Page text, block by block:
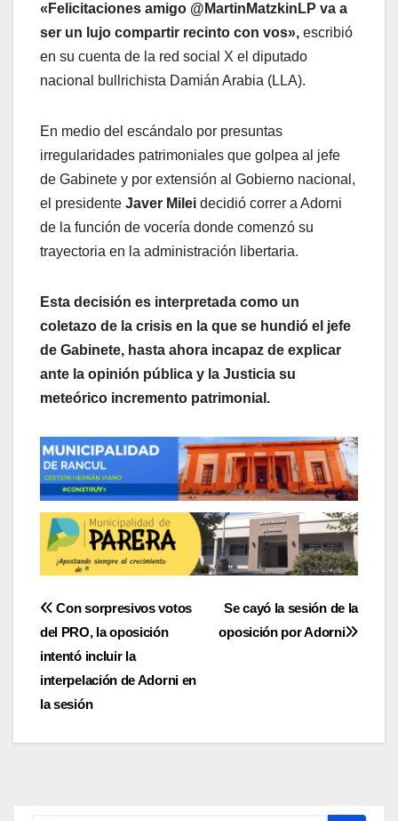
«Felicitaciones amigo @MartinMatzkinLP va a
ser un lujo compartir recinto con vos», escribió
en su cuenta de la red social X el diputado
nacional bullrichista Damián Arabia (LLA).
En medio del escándalo por presuntas
irregularidades patrimoniales que golpea al jefe
de Gabinete y por extensión al Gobierno nacional,
el presidente Javer Milei decidió correr a Adorni
de la función de vocería donde comenzó su
trayectoria en la administración libertaria.
Esta decisión es interpretada como un
coletazo de la crisis en la que se hundió el jefe
de Gabinete, hasta ahora incapaz de explicar
ante la opinión pública y la Justicia su
meteórico incremento patrimonial.
Navegación
de
entradas
Se cayó la sesión de la
oposición por Adorni
Con sorpresivos votos
del PRO, la oposición
intentó incluir la
interpelación de Adorni en
la sesión